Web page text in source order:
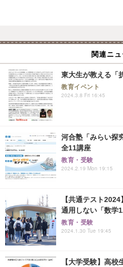
関連ニュ
東大生が教える「
教育イベント
2024.3.8 Fri 16:45
河合塾「みらい探
全11講座
教育・受験
2024.2.19 Mon 19:15
【共通テスト
通用しない「数学
教育・受験
2024.1.30 Tue 19:45
【大学受験】高